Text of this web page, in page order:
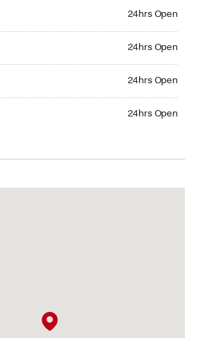
24hrs Open
24hrs Open
24hrs Open
24hrs Open